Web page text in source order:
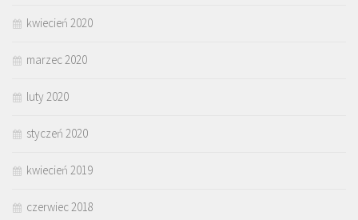
kwiecień 2020
marzec 2020
luty 2020
styczeń 2020
kwiecień 2019
czerwiec 2018